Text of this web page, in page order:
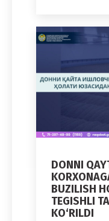
DONNI
BUZILISH
TEGISHLI
KO‘RILDI